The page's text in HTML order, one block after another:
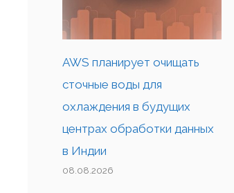
AWS планирует очищать
сточные воды для
охлаждения в будущих
центрах обработки данных
в Индии
08.08.2026